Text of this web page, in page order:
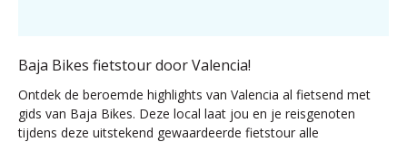
Baja Bikes fietstour door Valencia!
Ontdek de beroemde highlights van Valencia al fietsend met
gids van Baja Bikes. Deze local laat jou en je reisgenoten
tijdens deze uitstekend gewaardeerde fietstour alle